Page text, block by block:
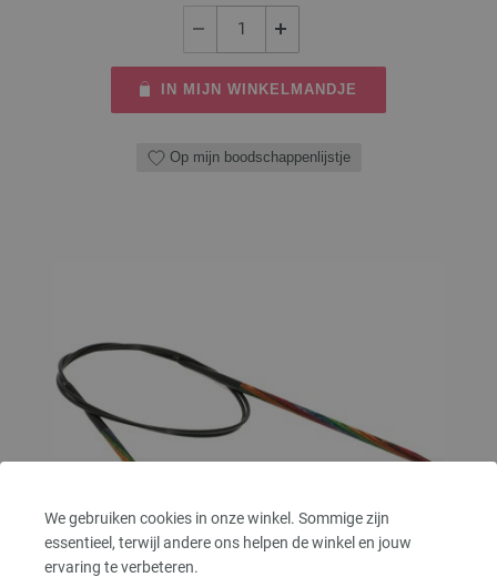
We gebruiken cookies in onze winkel. Sommige zijn
essentieel, terwijl andere ons helpen de winkel en jouw
ervaring te verbeteren.
IN MIJN WINKELMANDJE
Op mijn boodschappenlijstje